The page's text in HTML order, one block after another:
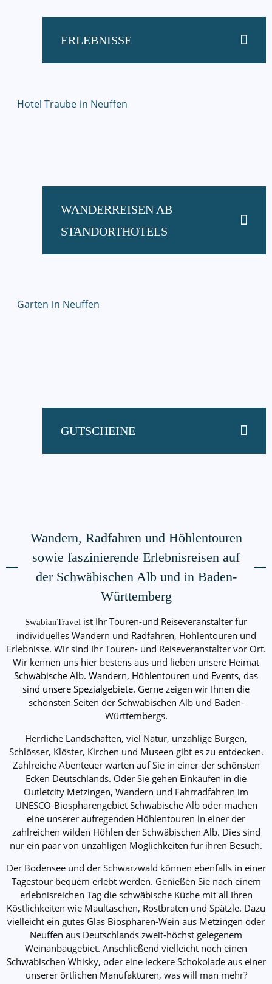
ERLEBNISSE
WANDERREISEN AB
STANDORTHOTELS
GUTSCHEINE
Wandern, Radfahren und Höhlentouren
sowie faszinierende Erlebnisreisen auf
der Schwäbischen Alb und in Baden-
Württemberg
SwabianTravel ist Ihr Touren-und Reiseveranstalter für
individuelles Wandern und Radfahren, Höhlentouren und
Erlebnisse. Wir sind Ihr Touren- und Reiseveranstalter vor Ort.
Wir kennen uns hier bestens aus und lieben unsere Heimat
Schwäbische Alb. Wandern, Höhlentouren und Events, das
sind unsere Spezialgebiete. Gerne zeigen wir Ihnen die
schönsten Seiten der Schwäbischen Alb und Baden-
Württembergs.
Herrliche Landschaften, viel Natur, unzählige Burgen,
Schlösser, Klöster, Kirchen und Museen gibt es zu entdecken.
Zahlreiche Abenteuer warten auf Sie in einer der schönsten
Ecken Deutschlands. Oder Sie gehen Einkaufen in die
Outletcity Metzingen, Wandern und Fahrradfahren im
UNESCO-Biosphärengebiet Schwäbische Alb oder machen
eine unserer aufregenden Höhlentouren in einer der
zahlreichen wilden Höhlen der Schwäbischen Alb. Dies sind
nur ein paar von unzähligen Möglichkeiten für ihren Besuch.
Der Bodensee und der Schwarzwald können ebenfalls in einer
Tagestour bequem erlebt werden. Genießen Sie nach einem
erlebnisreichen Tag die schwäbische Küche mit all Ihren
Köstlichkeiten wie Maultaschen, Rostbraten und Spätzle. Dazu
vielleicht ein gutes Glas Biosphären-Wein aus Metzingen oder
Neuffen aus Deutschlands zweit-höchst gelegenem
Weinanbaugebiet. Anschließend vielleicht noch einen
Schwäbischen Whisky, oder eine leckere Schokolade aus einer
unserer örtlichen Manufakturen, was will man mehr?